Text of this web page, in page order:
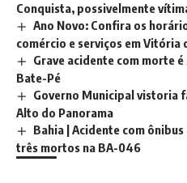
Conquista, possivelmente
Ano Novo: Confira os
comércio e serviços em Vitória
Grave acidente com morte
Bate-Pé
Governo Municipal vistoria
Alto do Panorama
Bahia | Acidente com
três mortos na BA-046